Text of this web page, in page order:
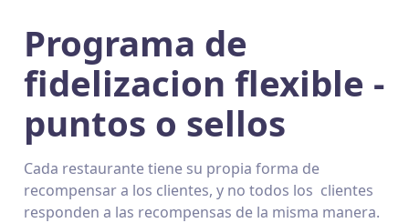
Programa de
fidelizacion flexible -
puntos o sellos
Cada restaurante tiene su propia forma de
recompensar a los clientes, y no todos los clientes
responden a las recompensas de la misma manera.